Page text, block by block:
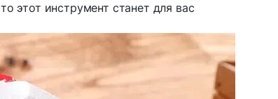
этот инструмент станет для вас